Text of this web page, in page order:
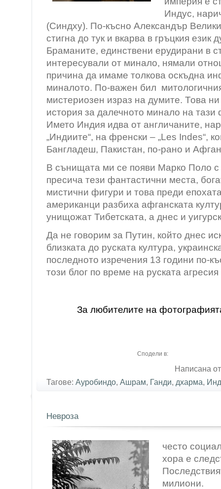
Индус,
(Синдху). По-късно Александър
стигна до тук и вкарва в гръцкия език
Браманите, единствени ерудирани в
интересували от минало, нямали
причина да имаме толкова оскъдна
миналото. По-важен бил
мистериозен израз на думите. Това
история за далечното минало на тази
Името Индия идва от англичаните,
„Индиите“, на френски – „Les Indes“,
Бангладеш, Пакистан, по-рано и
В сънищата ми се появи Марко Поло
пресича тези фантастични места,
мистични фигури и това преди
американци разбиха афганската
унищожат Тибетската, а днес и
Да не говорим за Путин, който днес
близката до руската култура,
последното изречения 13 години по-
този блог по време на руската
За любителите на
Сподели в:
Написана
Тагове: Ауробиндо, Ашрам, Ганди, дхарма,
Невроза
често
хора е
милиони.